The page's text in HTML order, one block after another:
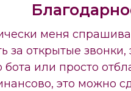
меня
за открытые
бота или просто
это можно